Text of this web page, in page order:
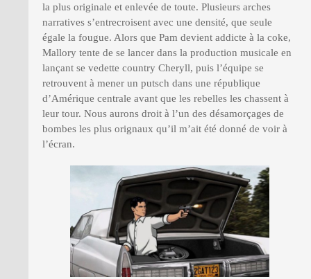
la plus originale et enlevée de toute. Plusieurs arches
narratives s’entrecroisent avec une densité, que seule
égale la fougue. Alors que Pam devient addicte à la coke,
Mallory tente de se lancer dans la production musicale en
lançant se vedette country Cheryll, puis l’équipe se
retrouvent à mener un putsch dans une république
d’Amérique centrale avant que les rebelles les chassent à
leur tour. Nous aurons droit à l’un des désamorçages de
bombes les plus orignaux qu’il m’ait été donné de voir à
l’écran.